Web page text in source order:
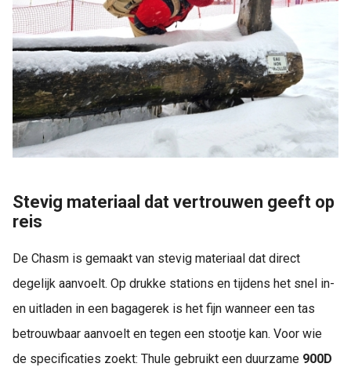
Stevig materiaal dat vertrouwen geeft op
reis
De Chasm is gemaakt van stevig materiaal dat direct
degelijk aanvoelt. Op drukke stations en tijdens het snel in-
en uitladen in een bagagerek is het fijn wanneer een tas
betrouwbaar aanvoelt en tegen een stootje kan. Voor wie
de specificaties zoekt: Thule gebruikt een duurzame 900D